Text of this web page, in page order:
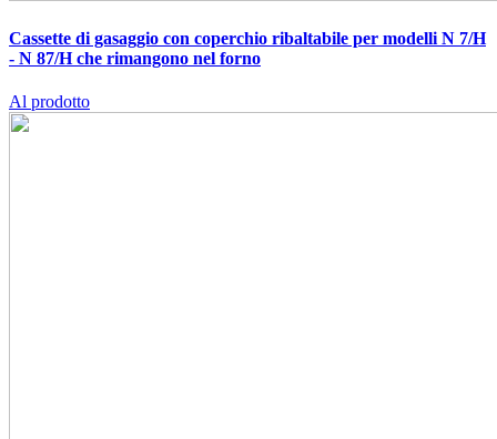
Cassette di gasaggio con coperchio ribaltabile per modelli N 7/H
- N 87/H che rimangono nel forno
Al prodotto